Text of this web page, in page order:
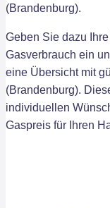
(Brandenburg).
Geben Sie dazu
Gasverbrauch ein
eine Übersicht mit
(Brandenburg).
individuellen
Gaspreis für Ihren